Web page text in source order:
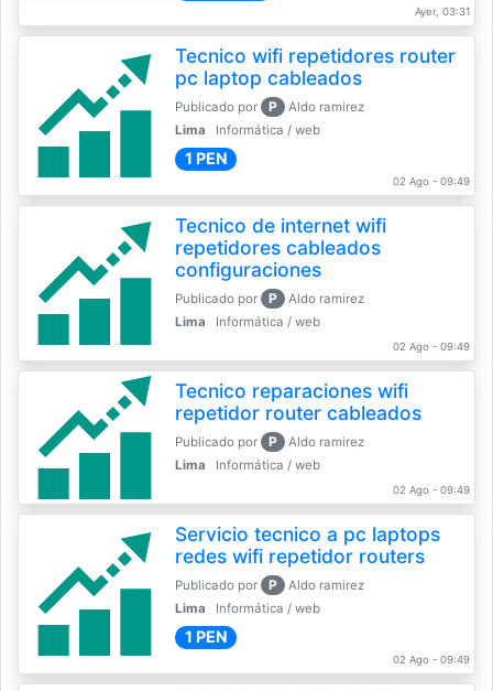
Ayer, 03:31
Tecnico wifi repetidores router
pc laptop cableados
Publicado por P
Aldo ramirez
Lima
Informática / web
1 PEN
02 Ago - 09:49
Tecnico de internet wifi
repetidores cableados
configuraciones
Publicado por P
Aldo ramirez
Lima
Informática / web
02 Ago - 09:49
Tecnico reparaciones wifi
repetidor router cableados
Publicado por P
Aldo ramirez
Lima
Informática / web
02 Ago - 09:49
Servicio tecnico a pc laptops
redes wifi repetidor routers
Publicado por P
Aldo ramirez
Lima
Informática / web
1 PEN
02 Ago - 09:49